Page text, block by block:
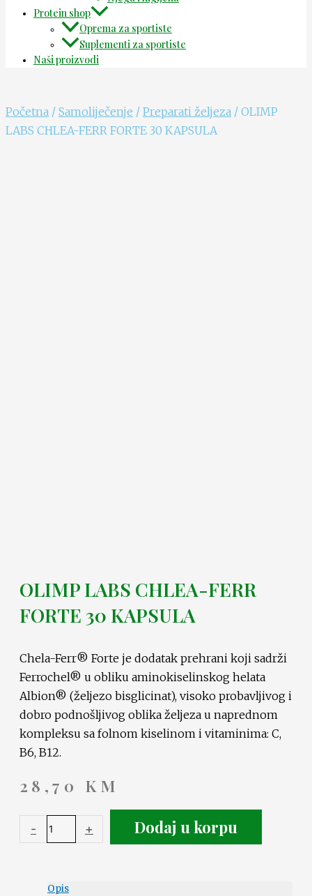
Protein shop
Oprema za sportiste
Suplementi za sportiste
Naši proizvodi
Početna / Samoliječenje / Preparati željeza / OLIMP
LABS CHLEA-FERR FORTE 30 KAPSULA
OLIMP LABS CHLEA-FERR
FORTE 30 KAPSULA
Chela-Ferr® Forte je dodatak prehrani koji sadrži
Ferrochel® u obliku aminokiselinskog helata
Albion® (željezo bisglicinat), visoko probavljivog i
dobro podnošljivog oblika željeza u naprednom
kompleksu sa folnom kiselinom i vitaminima: C,
B6, B12.
28,70 KM
- + Dodaj u korpu
Opis